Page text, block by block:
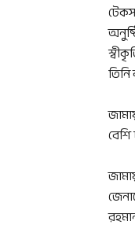
বেশি